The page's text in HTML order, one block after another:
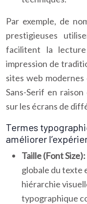
Par exemple, de
prestigieuses
facilitent la
impression de
sites web
Sans-Serif en
sur les écrans de
Termes
améliorer
Taille (Font Size):
globale du texte
hiérarchie
typographique